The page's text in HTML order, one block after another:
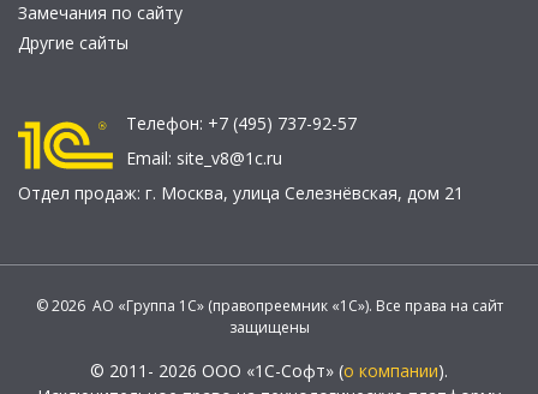
Замечания по сайту
Другие сайты
Телефон: +7 (495) 737-92-57
Email: site_v8@1c.ru
Отдел продаж: г. Москва, улица Селезнёвская, дом 21
© 2026 АО «Группа 1С» (правопреемник «1С»). Все права на сайт
защищены
© 2011- 2026 ООО «1С-Софт» (о компании).